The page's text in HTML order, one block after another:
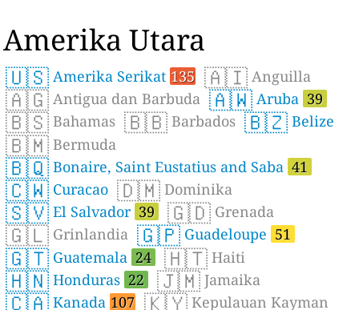
Amerika Utara
🇺🇸 Amerika Serikat 135 🇦🇮 Anguilla
🇦🇬 Antigua dan Barbuda 🇦🇼 Aruba 39
🇧🇸 Bahamas 🇧🇧 Barbados 🇧🇿 Belize
🇧🇲 Bermuda
🇧🇶 Bonaire, Saint Eustatius and Saba 41
🇨🇼 Curacao 🇩🇲 Dominika
🇸🇻 El Salvador 39 🇬🇩 Grenada
🇬🇱 Grinlandia 🇬🇵 Guadeloupe 51
🇬🇹 Guatemala 24 🇭🇹 Haiti
🇭🇳 Honduras 22 🇯🇲 Jamaika
🇨🇦 Kanada 107 🇰🇾 Kepulauan Kayman